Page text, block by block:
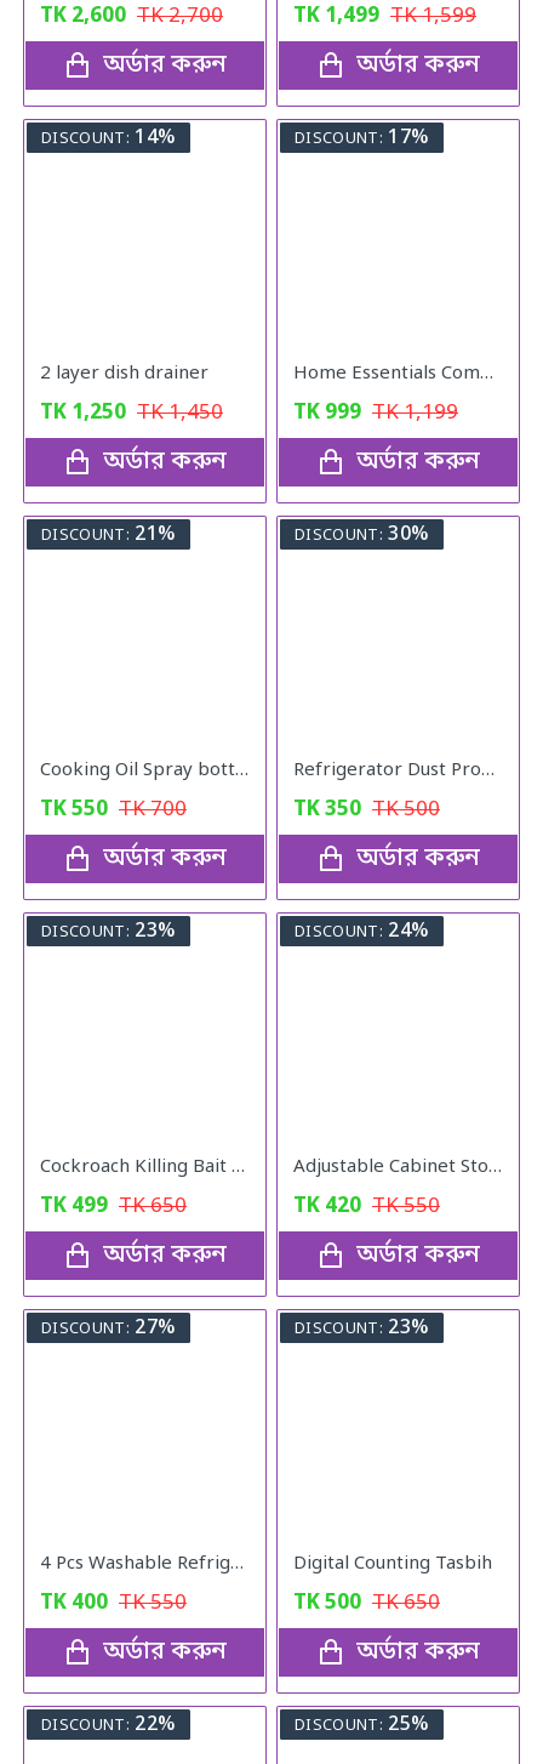
TK 2,600 TK2,700
অর্ডার করুন
TK 1,499 TK1,599
অর্ডার করুন
DISCOUNT: 14%
2 layer dish drainer
TK 1,250 TK1,450
অর্ডার করুন
DISCOUNT: 17%
Home Essentials Combo Pack
TK 999 TK1,199
অর্ডার করুন
DISCOUNT: 21%
Cooking Oil Spray bottle
TK550 TK700
অর্ডার করুন
DISCOUNT: 30%
Refrigerator Dust Proof Cover
TK350 TK500
অর্ডার করুন
DISCOUNT: 23%
Cockroach Killing Bait Powder (5 pcs)
TK 499 TK650
অর্ডার করুন
DISCOUNT: 24%
Adjustable Cabinet Storage Divider (6pcs)
TK 420 TK550
অর্ডার করুন
DISCOUNT: 27%
4 Pcs Washable Refrigerator Mats
TK 400 TK550
অর্ডার করুন
DISCOUNT: 23%
Digital Counting Tasbih
TK500 TK650
অর্ডার করুন
DISCOUNT: 22% DISCOUNT: 25%